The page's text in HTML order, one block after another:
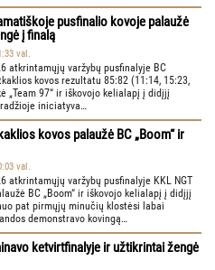
pusfinalio kovoje palaužė
į finalą
val.
atkrintamųjų varžybų pusfinalyje BC
kovos rezultatu 85:82 (11:14, 15:23,
„Team 97“ ir iškovojo kelialapį į didįjį
iniciatyva…
kovos palaužė BC „Boom“ ir
val.
atkrintamųjų varžybų pusfinalyje KKL NGT
BC „Boom“ ir iškovojo kelialapį į didįjį
pat pirmųjų minučių klostėsi labai
demonstravo kovingą…
ketvirtfinalyje ir užtikrintai žengė